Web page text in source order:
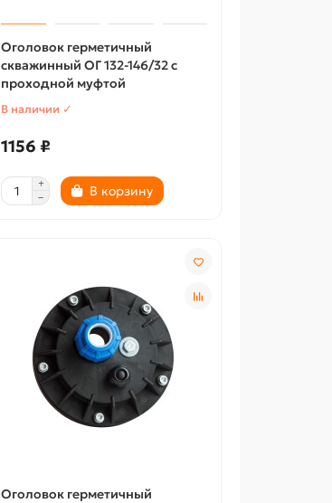
Оголовок герметичный
скважинный ОГ 132-146/32 с
проходной муфтой
В наличии ✓
1156 ₽
В корзину
Оголовок герметичный